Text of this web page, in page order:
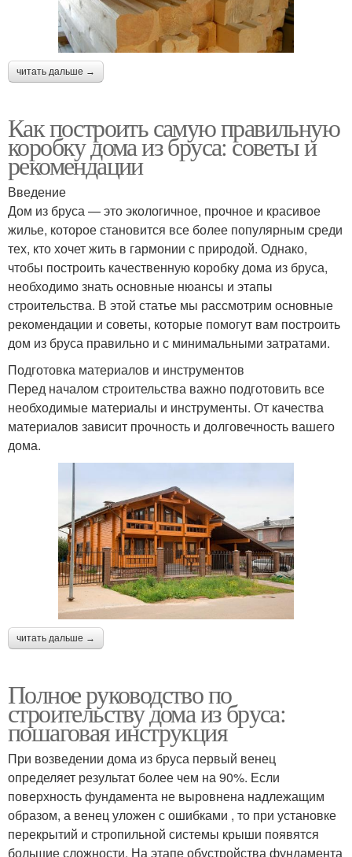
читать дальше →
Как построить самую правильную
коробку дома из бруса: советы и
рекомендации
Введение
Дом из бруса — это экологичное, прочное и красивое
жилье, которое становится все более популярным среди
тех, кто хочет жить в гармонии с природой. Однако,
чтобы построить качественную коробку дома из бруса,
необходимо знать основные нюансы и этапы
строительства. В этой статье мы рассмотрим основные
рекомендации и советы, которые помогут вам построить
дом из бруса правильно и с минимальными затратами.
Подготовка материалов и инструментов
Перед началом строительства важно подготовить все
необходимые материалы и инструменты. От качества
материалов зависит прочность и долговечность вашего
дома.
читать дальше →
Полное руководство по
строительству дома из бруса:
пошаговая инструкция
При возведении дома из бруса первый венец
определяет результат более чем на 90%. Если
поверхность фундамента не выровнена надлежащим
образом, а венец уложен с ошибками , то при установке
перекрытий и стропильной системы крыши появятся
большие сложности. На этапе обустройства фундамента